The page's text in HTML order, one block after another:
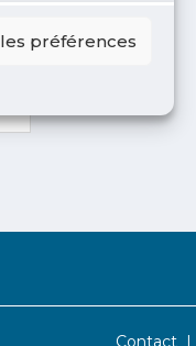
préférences
Contact